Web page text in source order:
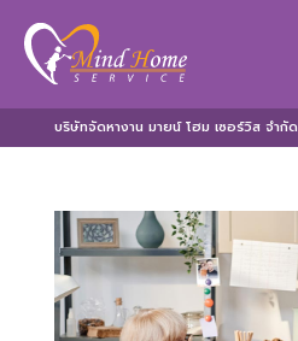
บริษัทจัดหางาน มายน์ โฮม เซอร์วิส จำกัด